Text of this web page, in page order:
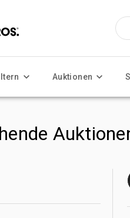
Auktionen